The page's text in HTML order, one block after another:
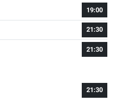
19:00
21:30
21:30
21:30